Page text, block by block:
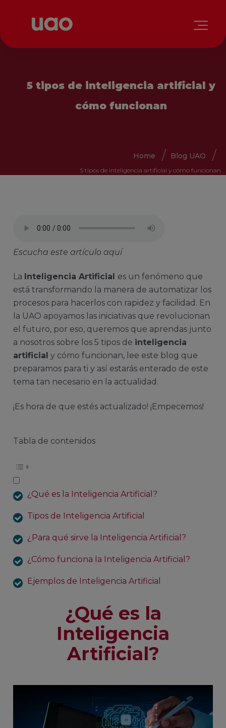
5 tipos de inteligencia artificial y
cómo funcionan
Home Blog UAO
5 tipos de inteligencia artificial y cómo funcionan
Escucha este artículo aquí
La Inteligencia Artificial es un fenómeno que
está transformando la manera de automatizar los
procesos para hacerlos con rapidez y facilidad. En
la UAO apoyamos las iniciativas que revolucionan
el futuro, por eso, queremos que aprendas junto
a nosotros sobre los 5 tipos de inteligencia
artificial y cómo funcionan, lee este blog que
preparamos para ti y así estarás enterado de este
tema tan necesario en la actualidad.
¡Es hora de que estés actualizado! ¡Empecemos!
Tabla de contenidos
¿Qué es la Inteligencia Artificial?
Tipos de Inteligencia Artificial
¿Para qué sirve la Inteligencia Artificial?
¿Cómo funciona la Inteligencia Artificial?
Ejemplos de Inteligencia Artificial
¿Qué es la
Inteligencia
Artificial?